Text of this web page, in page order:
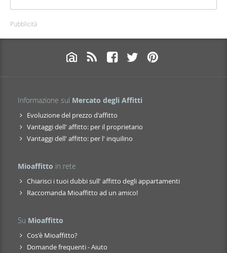
Pubblicità
Informazione sul Mercato degli Affitti
Evoluzione del prezzo d'affitto
Vantaggi dell' affitto: per il proprietario
Vantaggi dell' affitto: per l' inquilino
Mioaffitto in rete
Chiarisci i tuoi dubbi sull' affitto degli appartamenti
Raccomanda Mioaffitto ad un amico!
Su Mioaffitto
Cos'è Mioaffitto?
Domande frequenti - Aiuto